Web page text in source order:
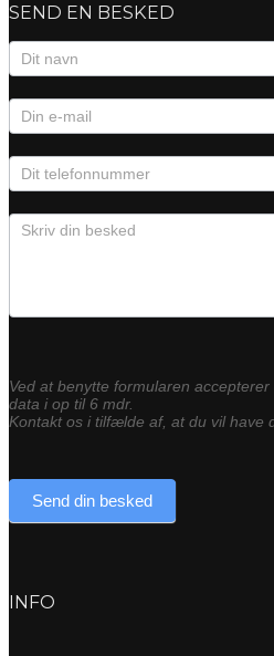
SEND EN BESKED
Kontaktformular
Ved at benytte formularen
data i op til 6 mdr.
Kontakt os i tilfælde af, at du vil have
Send din besked
INFO